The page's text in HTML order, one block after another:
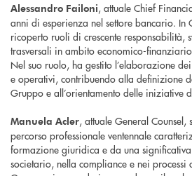
Alessandro Failoni, attuale Chief
anni di esperienza nel settore bancario. In
ricoperto ruoli di crescente responsabilità,
trasversali in ambito economico-
Nel suo ruolo, ha gestito l’elaborazione
e operativi, contribuendo alla definizione
Gruppo e all’orientamento delle iniziative
Manuela Acler, attuale General
percorso professionale ventennale
formazione giuridica e da una
societario, nella compliance e nei